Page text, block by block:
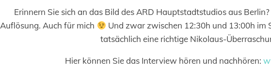
Erinnern Sie sich an das Bild des ARD Hauptstadtstudios aus
Auflösung. Auch für mich
Und zwar zwischen 12:30h und 13:00h im
tatsächlich eine richtige Nikolaus-
Hier können Sie das Interview hören und nachhören: